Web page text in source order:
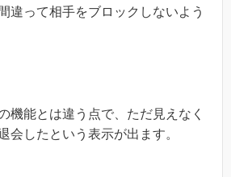
違って相手をブロックしないよう
機能とは違う点で、ただ見えなく
会したという表示が出ます。